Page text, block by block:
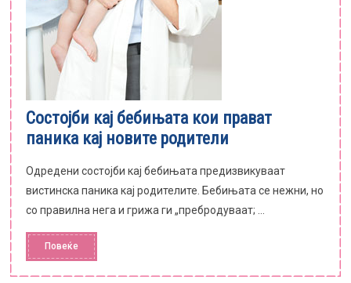
Состојби кај бебињата кои прават
паника кај новите родители
Одредени состојби кај бебињата предизвикуваат
вистинска паника кај родителите. Бебињата се нежни, но
со правилна нега и грижа ги „пребродуваат; ...
Повеќе